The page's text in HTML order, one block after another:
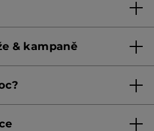
od 1. 6. 2026
& kampaně